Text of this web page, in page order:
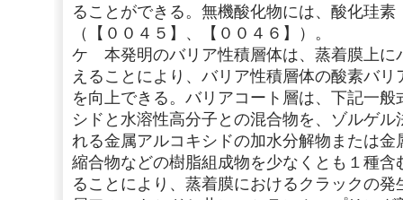
ることができる。無機酸化物には、酸化珪
（【００４５】、【００４６】）。
ケ 本発明のバリア性積層体は、蒸着膜上に
えることにより、バリア性積層体の酸素バ
を向上できる。バリアコート層は、下記一
シドと水溶性高分子との混合物を、ゾルゲ
れる金属アルコキシドの加水分解物または
縮合物などの樹脂組成物を少なくとも１種
ることにより、蒸着膜におけるクラックの